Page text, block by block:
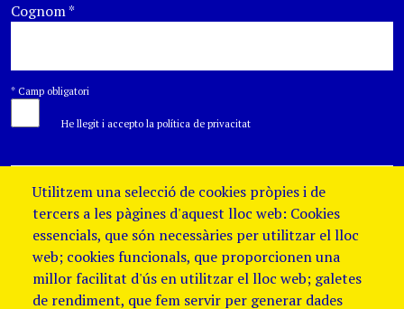
Cognom*
* Camp obligatori
He llegit i accepto la política de privacitat
Utilitzem una selecció de cookies pròpies i de
tercers a les pàgines d'aquest lloc web: Cookies
essencials, que són necessàries per utilitzar el lloc
web; cookies funcionals, que proporcionen una
millor facilitat d'ús en utilitzar el lloc web; galetes
de rendiment, que fem servir per generar dades